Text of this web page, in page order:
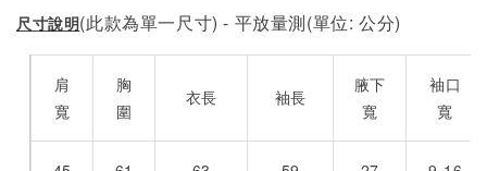
尺寸說明(此款為單一尺寸) - 平放量測(單位: 公分)
肩
寬
胸
圍
衣長 袖長
腋下
寬
袖口
寬